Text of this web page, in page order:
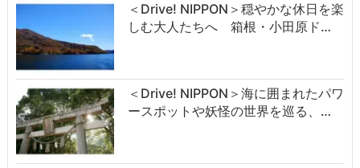
＜Drive! NIPPON＞穏やかな休日を楽
しむ大人たちへ 箱根・小田原ド…
＜Drive! NIPPON＞海に囲まれたパワ
ースポットや妖怪の世界を巡る、…